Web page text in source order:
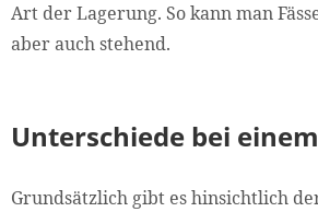
Art der Lagerung. So kann man
aber auch stehend.
Unterschiede bei
Grundsätzlich gibt es hinsichtlich